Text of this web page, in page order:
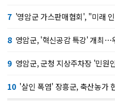
7 '영암군 가스판매협회', "미래
8 영암군, '혁신공감 특강' 개최…
9 영암군, 군청 지상주차장 '민원
10 '살인 폭염' 장흥군, 축산농가